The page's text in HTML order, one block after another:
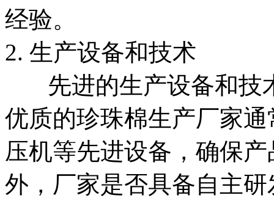
经验。
2. 生产设备和技术
先进的生产设备和技
优质的珍珠棉生产厂家
压机等先进设备，确保
外，厂家是否具备自主